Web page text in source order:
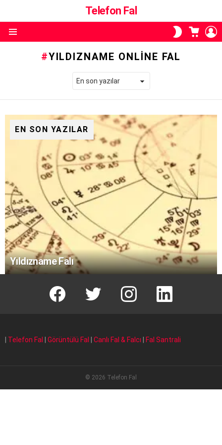
Telefon Fal
SKIN
ANAHTARI
SEPETI
YILDIZNAME ONLINE FAL
EN SON YAZILAR
Yıldızname Falı
facebook T instagram Linkedin Fal
Telefon Fal Görüntülü Fal Canlı Fal & Falcı Fal Santrali
© 2026 Telefon Fal